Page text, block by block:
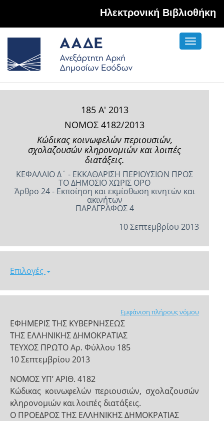
Hλεκτρονική Βιβλιοθήκη
Toggle
185 Α' 2013
ΝΟΜΟΣ 4182/2013
Κώδικας κοινωφελών περιουσιών,
σχολαζουσών κληρονομιών και λοιπές
διατάξεις.
ΚΕΦΑΛΑΙΟ Δ΄ - ΕΚΚΑΘΑΡΙΣΗ ΠΕΡΙΟΥΣΙΩΝ ΠΡΟΣ
ΤΟ ΔΗΜΟΣΙΟ ΧΩΡΙΣ ΟΡΟ
Άρθρο 24 - Εκποίηση και εκμίσθωση κινητών και
ακινήτων
ΠΑΡΑΓΡΑΦΟΣ 4
10 Σεπτεμβρίου 2013
Επιλογές
Εμφάνιση πλήρους νόμου
ΕΦΗΜΕΡΙΣ ΤΗΣ ΚΥΒΕΡΝΗΣΕΩΣ
ΤΗΣ ΕΛΛΗΝΙΚΗΣ ΔΗΜΟΚΡΑΤΙΑΣ
ΤΕΥΧΟΣ ΠΡΩΤΟ Αρ. Φύλλου 185
10 Σεπτεμβρίου 2013
ΝΟΜΟΣ ΥΠ’ ΑΡΙΘ. 4182
Κώδικας κοινωφελών περιουσιών, σχολαζουσών
κληρονομιών και λοιπές διατάξεις.
Ο ΠΡΟΕΔΡΟΣ ΤΗΣ ΕΛΛΗΝΙΚΗΣ ΔΗΜΟΚΡΑΤΙΑΣ